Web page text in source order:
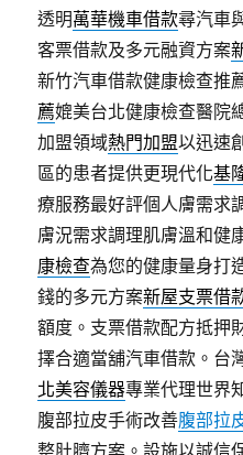
透明萬華機車借款尋汽車
客票借款及多元融資方案
新竹汽車借款健康檢查推
薦媲美台北健康檢查醫院
加盟領域熱門加盟以迅速
區的患者提供更現代化基
療服務最好評個人膚需求
膚況需求調理肌膚溫和健
康檢查為您的健康量身打
錢的多元方案新屋支票借
額度。支票借款配方抵押
擇合適當舖汽車借款。台
北美容儀器專業代理世界
腹部拉皮手術改善腹部拉
整肚臍方案。設施以誠信